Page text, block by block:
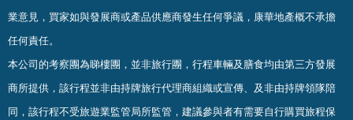
業意見，買家如與發展商或產品供應商發生任何爭議，康華地產概不承擔
任何責任。
本公司的考察團為睇樓團，並非旅行團，行程車輛及膳食均由第三方發展
商所提供，該行程並非由持牌旅行代理商組織或宣傳、及非由持牌領隊陪
同，該行程不受旅遊業監管局所監管，建議參與者有需要自行購買旅程保